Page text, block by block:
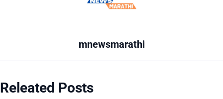
mnewsmarathi
Releated Posts